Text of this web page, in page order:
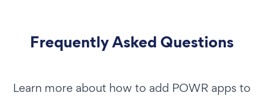
Frequently Asked Questions
Learn more about how to add POWR apps to